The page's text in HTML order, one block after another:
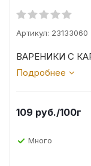
Артикул: 23133060
ВАРЕНИКИ С
Подробнее
109 руб./100г
Много